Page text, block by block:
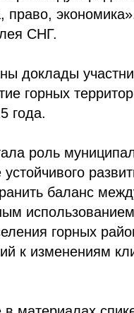
право,
СНГ.
доклады
горных
года.
роль
баланс
горных
к изменениям